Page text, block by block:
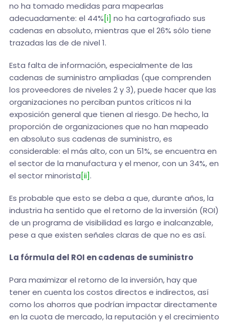
no ha tomado medidas para mapearlas
adecuadamente: el 44%[i] no ha cartografiado sus
cadenas en absoluto, mientras que el 26% sólo tiene
trazadas las de de nivel 1.
Esta falta de información, especialmente de las
cadenas de suministro ampliadas (que comprenden
los proveedores de niveles 2 y 3), puede hacer que las
organizaciones no perciban puntos críticos ni la
exposición general que tienen al riesgo. De hecho, la
proporción de organizaciones que no han mapeado
en absoluto sus cadenas de suministro, es
considerable: el más alto, con un 51%, se encuentra en
el sector de la manufactura y el menor, con un 34%, en
el sector minorista[ii].
Es probable que esto se deba a que, durante años, la
industria ha sentido que el retorno de la inversión (ROI)
de un programa de visibilidad es largo e inalcanzable,
pese a que existen señales claras de que no es así.
La fórmula del ROI en cadenas de suministro
Para maximizar el retorno de la inversión, hay que
tener en cuenta los costos directos e indirectos, así
como los ahorros que podrían impactar directamente
en la cuota de mercado, la reputación y el crecimiento